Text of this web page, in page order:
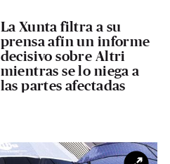
La Xunta filtra a su
prensa afín un informe
decisivo sobre Altri
mientras se lo niega a
las partes afectadas